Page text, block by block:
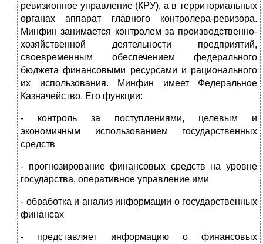
ревизионное управление (КРУ), а в территориальных
органах аппарат главного контролера-ревизора.
Минфин занимается контролем за производственно-
хозяйственной деятельности предприятий,
своевременным обеспечением федерального
бюджета финансовыми ресурсами и рационального
их использования. Минфин имеет Федеральное
Казначейство. Его функции:
- контроль за поступлениями, целевым и
экономичным использованием государственных
средств
- прогнозирование финансовых средств на уровне
государства, оперативное управление ими
- обработка и анализ информации о государственных
финансах
- представляет информацию о финансовых